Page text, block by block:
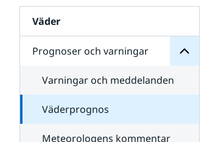
Väder
Prognoser och varningar
för
Varningar och meddelanden
Väderprognos
Meteorologens kommentar